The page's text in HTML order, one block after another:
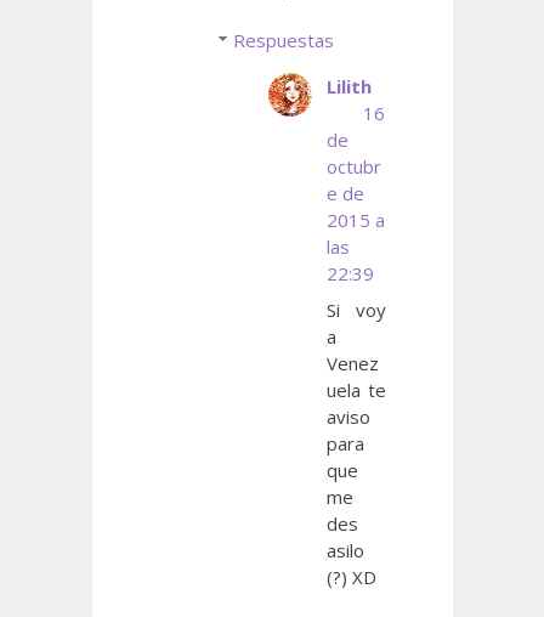
Respuestas
Lilith
16
de
octubr
e de
2015 a
las
22:39
Si voy
a
Venez
uela te
aviso
para
que
me
des
asilo
(?) XD